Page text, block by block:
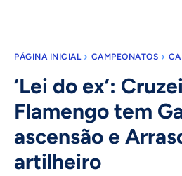
PÁGINA INICIAL CAMPEONATOS
‘Lei do ex’:
Flamengo tem
ascensão e
artilheiro